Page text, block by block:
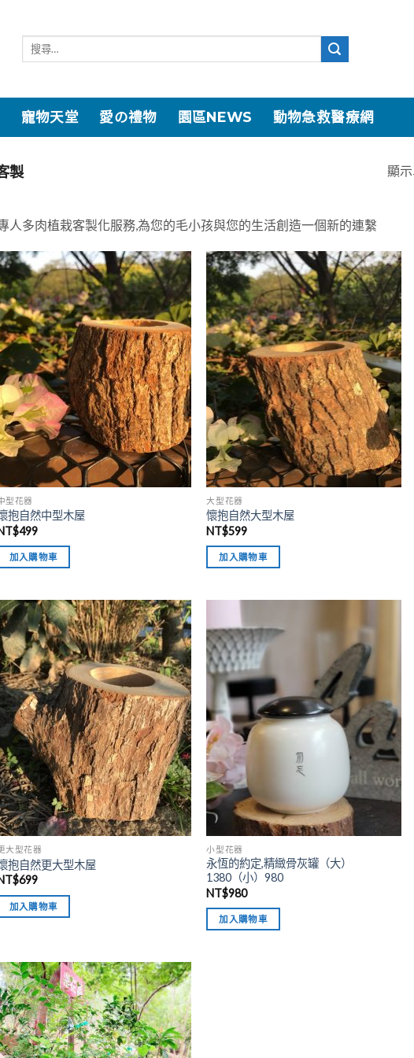
寵物天堂 愛の禮物 園區NEWS 動物急救醫療網
製 顯
人多肉植栽客製化服務,為您的毛小孩與您的生活創造一個新的連繫
加入
「願
望清
單」
型花器
抱自然中型木屋
499
加入購物車
加入
「願
望清
單」
大型花器
懷抱自然大型木屋
NT$599
加入購物車
加入
「願
望清
單」
大型花器
抱自然更大型木屋
699
加入購物車
「願
單」
小型花器
永恆的約定,精緻骨灰罐（大）
1380（小）980
NT$980
加入購物車
加入
「願
望清
單」